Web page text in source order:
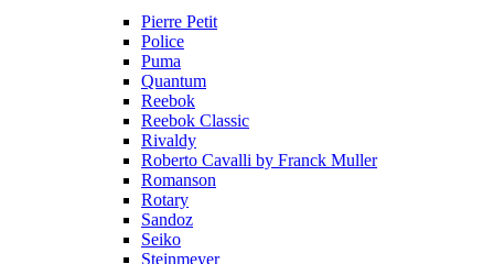
Pierre Petit
Police
Puma
Quantum
Reebok
Reebok Classic
Rivaldy
Roberto Cavalli by Franck Muller
Romanson
Rotary
Sandoz
Seiko
Steinmeyer